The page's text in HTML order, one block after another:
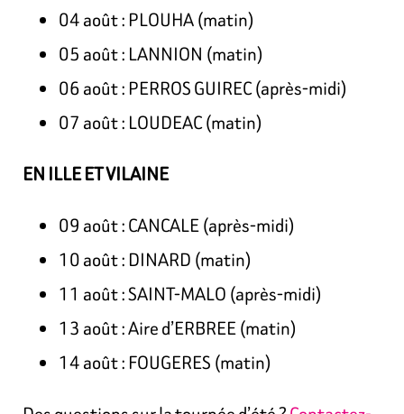
04 août : PLOUHA (matin)
05 août : LANNION (matin)
06 août : PERROS GUIREC (après-midi)
07 août : LOUDEAC (matin)
EN ILLE ET VILAINE
09 août : CANCALE (après-midi)
10 août : DINARD (matin)
11 août : SAINT-MALO (après-midi)
13 août : Aire d’ERBREE (matin)
14 août : FOUGERES (matin)